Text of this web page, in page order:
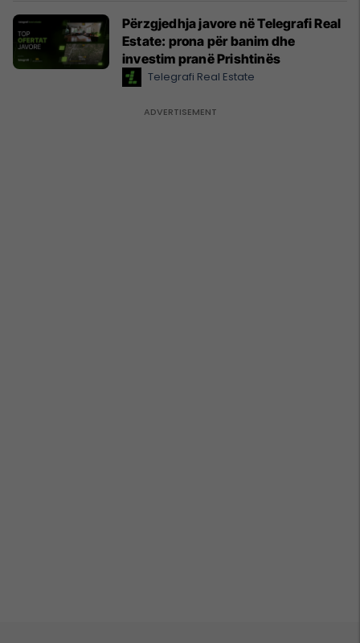
Përzgjedhja javore në Telegrafi Real
Estate: prona për banim dhe
investim pranë Prishtinës
Telegrafi Real Estate